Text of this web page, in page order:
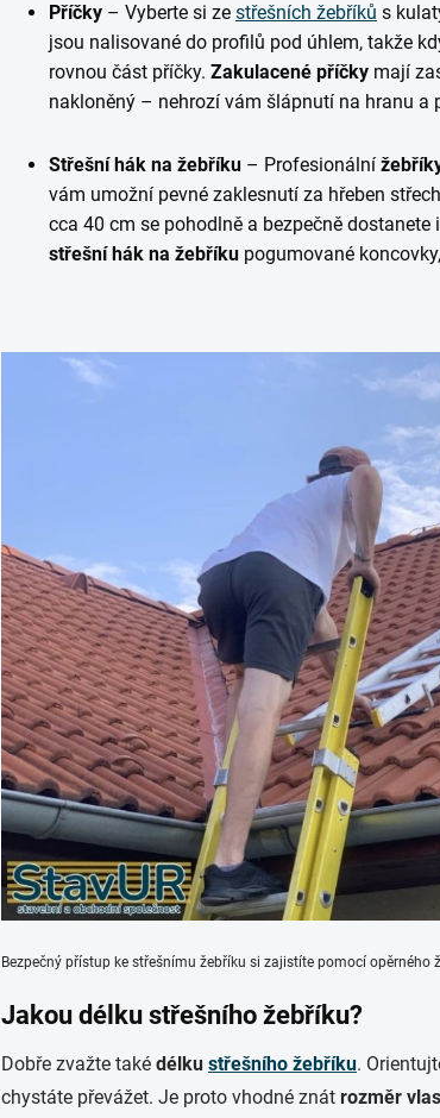
Příčky – Vyberte si ze střešních žebříků s
jsou nalisované do profilů pod úhlem, takže
rovnou část příčky. Zakulacené příčky mají
nakloněný – nehrozí vám šlápnutí na hranu
Střešní hák na žebříku – Profesionální
vám umožní pevné zaklesnutí za hřeben
cca 40 cm se pohodlně a bezpečně
střešní hák na žebříku pogumované
Bezpečný přístup ke střešnímu žebříku si zajistíte pomocí opěrného
Jakou délku střešního žebříku?
Dobře zvažte také délku střešního žebříku.
chystáte převážet. Je proto vhodné znát rozměr